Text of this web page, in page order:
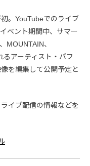
。YouTubeでのライブ
ベント期間中、サマー
MOUNTAIN、
アーティスト・パフ
を編集して公開予定と
イブ配信の情報などを